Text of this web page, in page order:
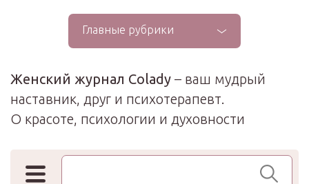
Главные рубрики
Женский журнал Colady – ваш мудрый
наставник, друг и психотерапевт.
О красоте, психологии и духовности
Поиск по сайту